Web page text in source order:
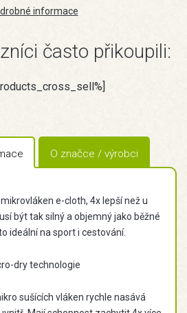
informace
často přikoupili:
O značce / výrobci
e-cloth, 4x lepší než u
být tak silný a objemný jako běžné
ideální na sport i cestování.
dry technologie
sušících vláken rychle nasává